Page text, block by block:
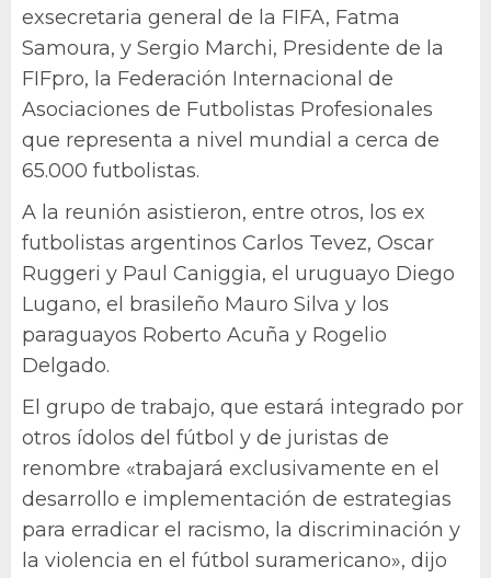
exsecretaria general de la FIFA, Fatma
Samoura, y Sergio Marchi, Presidente de la
FIFpro, la Federación Internacional de
Asociaciones de Futbolistas Profesionales
que representa a nivel mundial a cerca de
65.000 futbolistas.
A la reunión asistieron, entre otros, los ex
futbolistas argentinos Carlos Tevez, Oscar
Ruggeri y Paul Caniggia, el uruguayo Diego
Lugano, el brasileño Mauro Silva y los
paraguayos Roberto Acuña y Rogelio
Delgado.
El grupo de trabajo, que estará integrado por
otros ídolos del fútbol y de juristas de
renombre «trabajará exclusivamente en el
desarrollo e implementación de estrategias
para erradicar el racismo, la discriminación y
la violencia en el fútbol suramericano», dijo